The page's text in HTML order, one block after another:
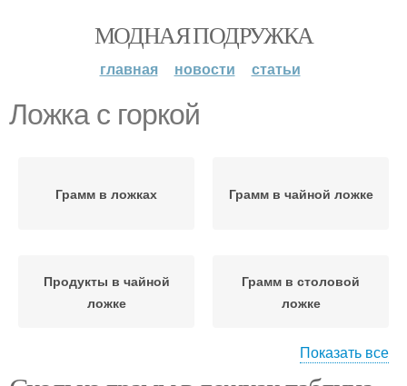
МОДНАЯ ПОДРУЖКА
главная новости статьи
Ложка с горкой
Грамм в ложках Грамм в чайной ложке
Продукты в чайной
ложке
Грамм в столовой
ложке
Показать все